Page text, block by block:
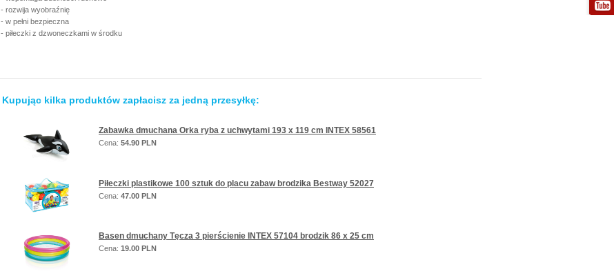
- rozwija wyobraźnię
- w pełni bezpieczna
- piłeczki z dzwoneczkami w środku
Kupując kilka produktów zapłacisz za jedną przesyłkę:
Zabawka dmuchana Orka ryba z uchwytami 193 x 119 cm INTEX 58561
Cena: 54.90 PLN
Piłeczki plastikowe 100 sztuk do placu zabaw brodzika Bestway 52027
Cena: 47.00 PLN
Basen dmuchany Tęcza 3 pierścienie INTEX 57104 brodzik 86 x 25 cm
Cena: 19.00 PLN